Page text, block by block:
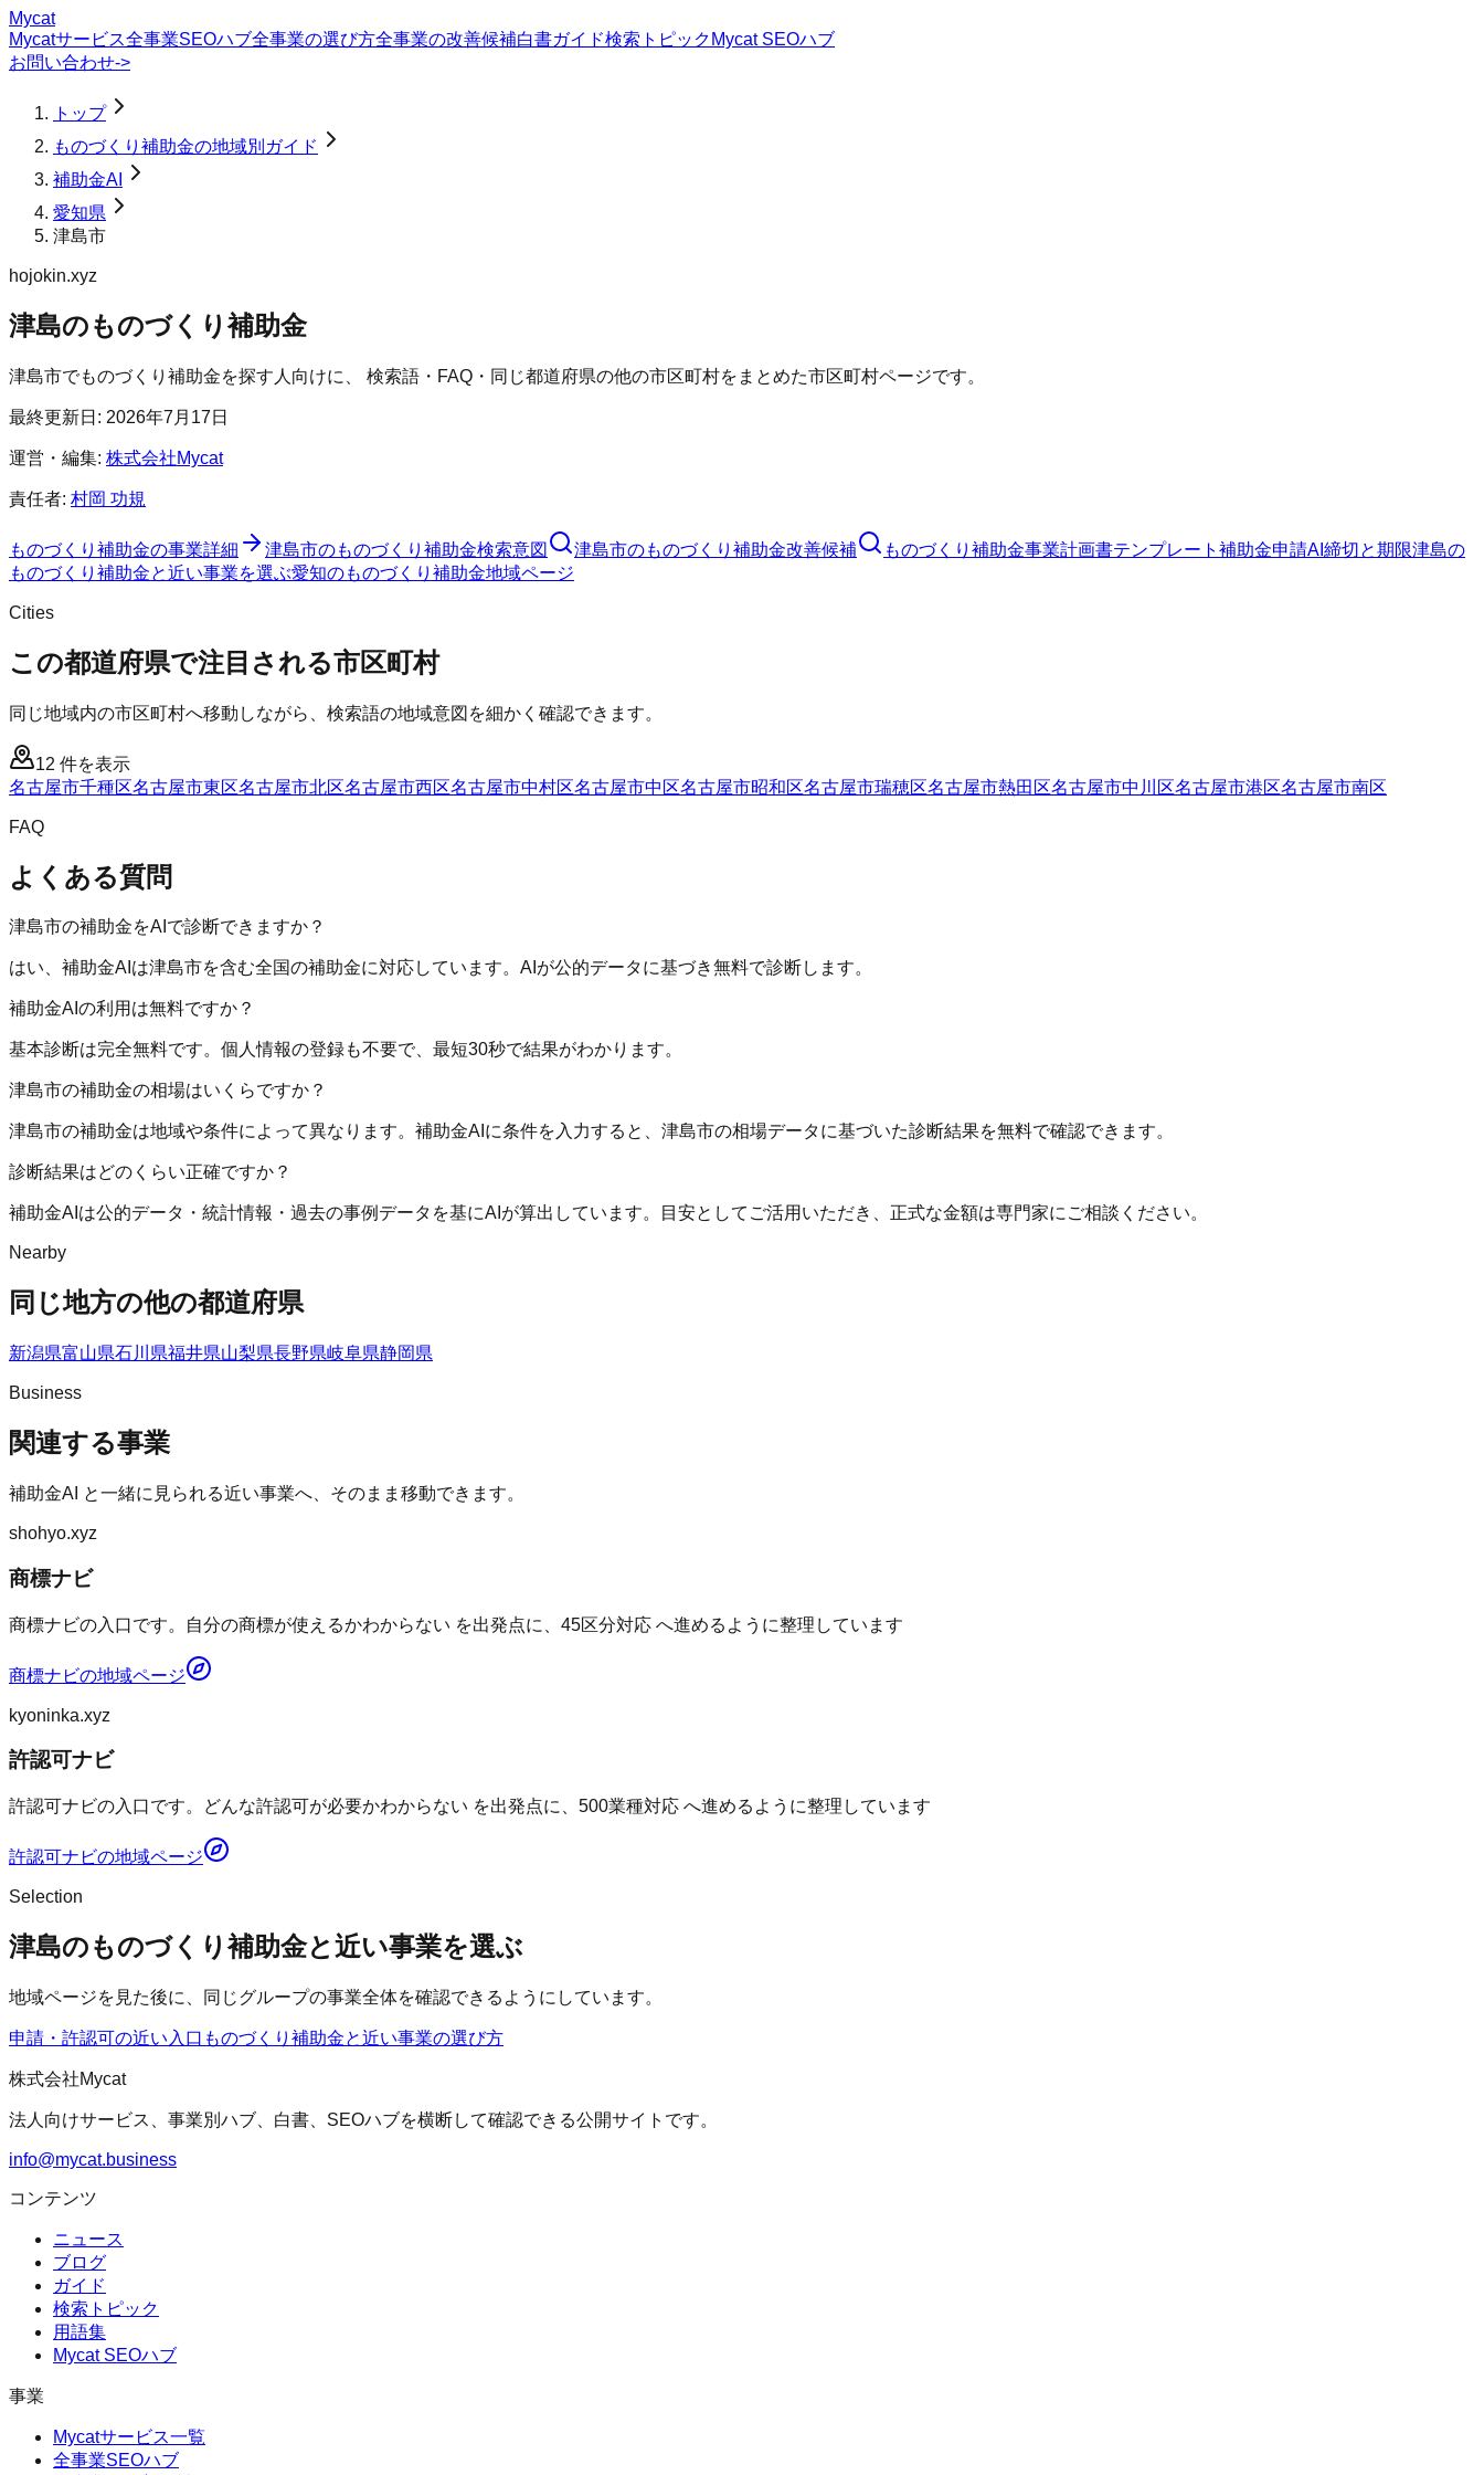
Mycat
Mycatサービス全事業SEOハブ全事業の選び方全事業の改善候補白書ガイド検索トピック Mycat SEOハブ
お問い合わせ->
トップ
ものづくり補助金の地域別ガイド
補助金AI
愛知県
津島市
hojokin.xyz
津島のものづくり補助金
津島市でものづくり補助金を探す人向けに、 検索語・FAQ・同じ都道府県の他の市区町村をまとめた市区町村ページです。
最終更新日: 2026年7月17日
運営・編集: 株式会社Mycat
責任者: 村岡 功規
ものづくり補助金の事業詳細 津島市のものづくり補助金検索意図 津島市のものづくり補助金改善候補 ものづくり補助金事業計画書テンプレート 補助金申請AI 締切と期限津島の
ものづくり補助金と近い事業を選ぶ愛知のものづくり補助金地域ページ
Cities
この都道府県で注目される市区町村
同じ地域内の市区町村へ移動しながら、検索語の地域意図を細かく確認できます。
12 件を表示
名古屋市千種区名古屋市東区名古屋市北区名古屋市西区名古屋市中村区名古屋市中区名古屋市昭和区名古屋市瑞穂区名古屋市熱田区名古屋市中川区名古屋市港区名古屋市南区
FAQ
よくある質問
津島市の補助金をAIで診断できますか？
はい、補助金AIは津島市を含む全国の補助金に対応しています。AIが公的データに基づき無料で診断します。
補助金AIの利用は無料ですか？
基本診断は完全無料です。個人情報の登録も不要で、最短30秒で結果がわかります。
津島市の補助金の相場はいくらですか？
津島市の補助金は地域や条件によって異なります。補助金AIに条件を入力すると、津島市の相場データに基づいた診断結果を無料で確認できます。
診断結果はどのくらい正確ですか？
補助金AIは公的データ・統計情報・過去の事例データを基にAIが算出しています。目安としてご活用いただき、正式な金額は専門家にご相談ください。
Nearby
同じ地方の他の都道府県
新潟県富山県石川県福井県山梨県長野県岐阜県静岡県
Business
関連する事業
補助金AI と一緒に見られる近い事業へ、そのまま移動できます。
shohyo.xyz
商標ナビ
商標ナビの入口です。自分の商標が使えるかわからない を出発点に、45区分対応 へ進めるように整理しています
商標ナビの地域ページ
kyoninka.xyz
許認可ナビ
許認可ナビの入口です。どんな許認可が必要かわからない を出発点に、500業種対応 へ進めるように整理しています
許認可ナビの地域ページ
Selection
津島のものづくり補助金と近い事業を選ぶ
地域ページを見た後に、同じグループの事業全体を確認できるようにしています。
申請・許認可の近い入口 ものづくり補助金と近い事業の選び方
株式会社Mycat
法人向けサービス、事業別ハブ、白書、SEOハブを横断して確認できる公開サイトです。
info@mycat.business
コンテンツ
ニュース
ブログ
ガイド
検索トピック
用語集
Mycat SEOハブ
事業
Mycatサービス一覧
全事業SEOハブ